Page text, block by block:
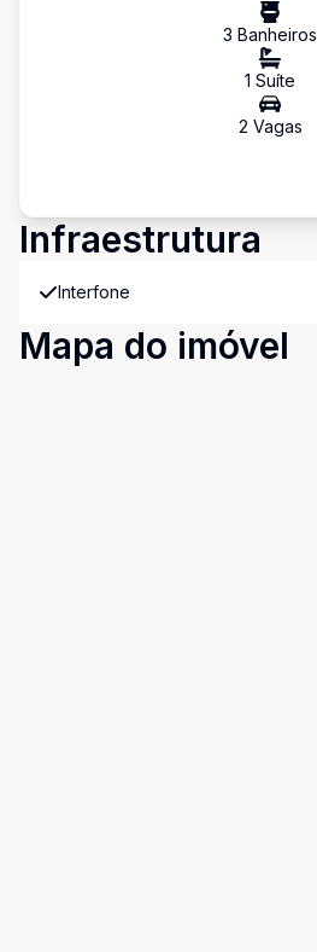
3 Banheiros
1 Suíte
2 Vagas
Infraestrutura
Interfone
Mapa do imóvel